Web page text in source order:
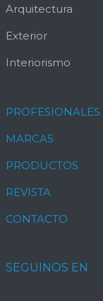
Arquitectura
Exterior
Interiorismo
PROFESIONALES
MARCAS
PRODUCTOS
REVISTA
CONTACTO
SEGUINOS EN